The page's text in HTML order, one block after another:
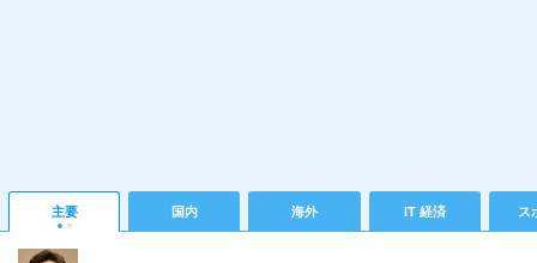
主要 国内 海外 IT 経済 ス